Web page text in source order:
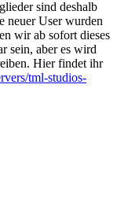
sind deshalb
neuer User wurden
wir ab sofort dieses
sein, aber es wird
Hier findet ihr
tml-studios-